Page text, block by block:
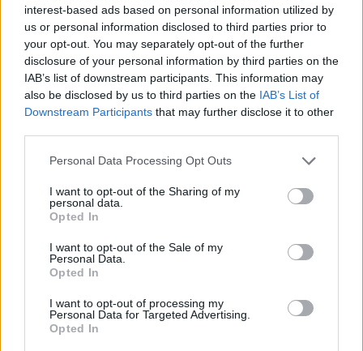
interest-based ads based on personal information utilized by
us or personal information disclosed to third parties prior to
your opt-out. You may separately opt-out of the further
disclosure of your personal information by third parties on the
IAB’s list of downstream participants. This information may
also be disclosed by us to third parties on the IAB’s List of
Downstream Participants that may further disclose it to other
Personal Data Processing Opt Outs
I want to opt-out of the Sharing of my
personal data.
Opted In
I want to opt-out of the Sale of my
Personal Data.
Opted In
I want to opt-out of processing my
Personal Data for Targeted Advertising.
Opted In
TP Greece: Πώς διαμορφώνεται το
μέλλον του Insurance στην εποχή του AI
Η
σου
Advertorial
Περισσότερα από το